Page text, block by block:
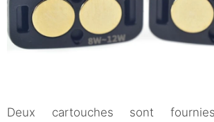
Deux cartouches sont